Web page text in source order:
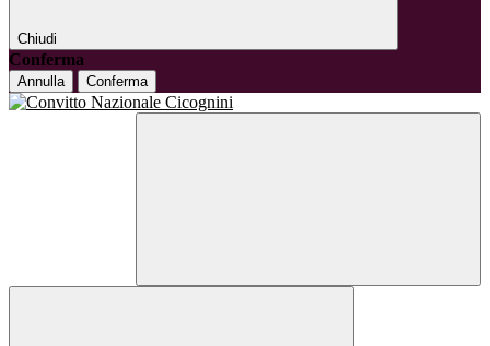
Chiudi
Conferma
Annulla Conferma